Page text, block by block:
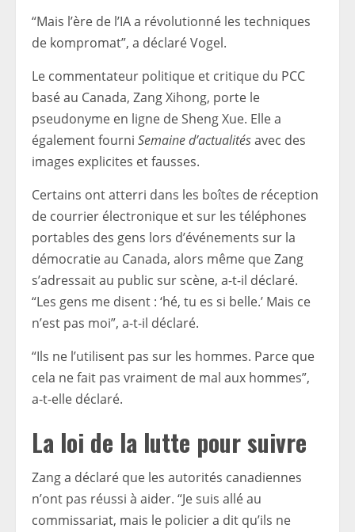
“Mais l’ère de l’IA a révolutionné les techniques
de kompromat”, a déclaré Vogel.
Le commentateur politique et critique du PCC
basé au Canada, Zang Xihong, porte le
pseudonyme en ligne de Sheng Xue. Elle a
également fourni Semaine d’actualitésavec des
images explicites et fausses.
Certains ont atterri dans les boîtes de réception
de courrier électronique et sur les téléphones
portables des gens lors d’événements sur la
démocratie au Canada, alors même que Zang
s’adressait au public sur scène, a-t-il déclaré.
“Les gens me disent : ‘hé, tu es si belle.’ Mais ce
n’est pas moi”, a-t-il déclaré.
“Ils ne l’utilisent pas sur les hommes. Parce que
cela ne fait pas vraiment de mal aux hommes”,
a-t-elle déclaré.
La loi de la lutte pour suivre
Zang a déclaré que les autorités canadiennes
n’ont pas réussi à aider. “Je suis allé au
commissariat, mais le policier a dit qu’ils ne